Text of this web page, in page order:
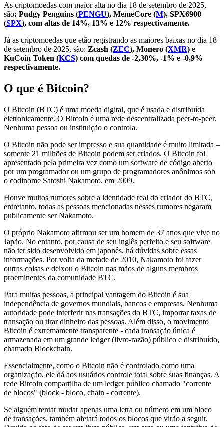
As criptomoedas com maior alta no dia 18 de setembro de 2025,
são: Pudgy Penguins (PENGU), MemeCore (M), SPX6900
(SPX), com altas de 14%, 13% e 12% respectivamente.
Já as criptomoedas que etão registrando as maiores baixas no dia 18
de setembro de 2025, são: Zcash (ZEC), Monero (XMR) e
KuCoin Token (KCS) com quedas de -2,30%, -1% e -0,9%
respectivamente.
O que é Bitcoin?
O Bitcoin (BTC) é uma moeda digital, que é usada e distribuída
eletronicamente. O Bitcoin é uma rede descentralizada peer-to-peer.
Nenhuma pessoa ou instituição o controla.
O Bitcoin não pode ser impresso e sua quantidade é muito limitada –
somente 21 milhões de Bitcoin podem ser criados. O Bitcoin foi
apresentado pela primeira vez como um software de código aberto
por um programador ou um grupo de programadores anônimos sob
o codinome Satoshi Nakamoto, em 2009.
Houve muitos rumores sobre a identidade real do criador do BTC,
entretanto, todas as pessoas mencionadas nesses rumores negaram
publicamente ser Nakamoto.
O próprio Nakamoto afirmou ser um homem de 37 anos que vive no
Japão. No entanto, por causa de seu inglês perfeito e seu software
não ter sido desenvolvido em japonês, há dúvidas sobre essas
informações. Por volta da metade de 2010, Nakamoto foi fazer
outras coisas e deixou o Bitcoin nas mãos de alguns membros
proeminentes da comunidade BTC.
Para muitas pessoas, a principal vantagem do Bitcoin é sua
independência de governos mundiais, bancos e empresas. Nenhuma
autoridade pode interferir nas transações do BTC, importar taxas de
transação ou tirar dinheiro das pessoas. Além disso, o movimento
Bitcoin é extremamente transparente - cada transação única é
armazenada em um grande ledger (livro-razão) público e distribuído,
chamado Blockchain.
Essencialmente, como o Bitcoin não é controlado como uma
organização, ele dá aos usuários controle total sobre suas finanças. A
rede Bitcoin compartilha de um ledger público chamado "corrente
de blocos" (block - bloco, chain - corrente).
Se alguém tentar mudar apenas uma letra ou número em um bloco
de transações, também afetará todos os blocos que virão a seguir.